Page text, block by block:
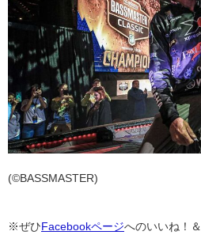
(©BASSMASTER)
※ぜひFacebookページへのいいね！＆